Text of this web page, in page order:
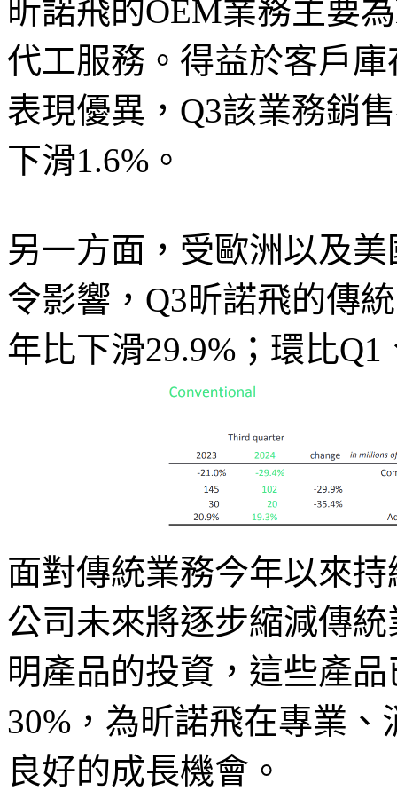
昕諾飛的OEM業務主要
代工服務。得益於客戶
表現優異，Q3該業務銷
下滑1.6%。
另一方面，受歐洲以及
令影響，Q3昕諾飛的傳
年比下滑29.9%；環比
面對傳統業務今年以來
公司未來將逐步縮減傳
明產品的投資，這些產
30%，為昕諾飛在專業
良好的成長機會。